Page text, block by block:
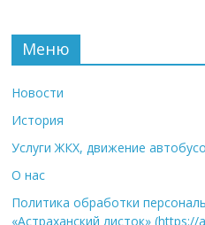
Меню
Новости
История
Услуги ЖКХ, движение
О нас
Политика обработки
«Астраханский листок»